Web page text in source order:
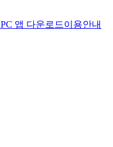
PC 앱 다운로드이용안내